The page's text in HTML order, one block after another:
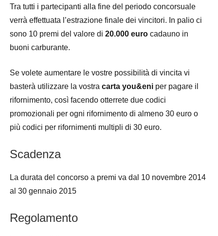
Tra tutti i partecipanti alla fine del periodo concorsuale
verrà effettuata l’estrazione finale dei vincitori. In palio ci
sono 10 premi del valore di 20.000 euro cadauno in
buoni carburante.
Se volete aumentare le vostre possibilità di vincita vi
basterà utilizzare la vostra carta you&eni per pagare il
rifornimento, così facendo otterrete due codici
promozionali per ogni rifornimento di almeno 30 euro o
più codici per rifornimenti multipli di 30 euro.
Scadenza
La durata del concorso a premi va dal 10 novembre 2014
al 30 gennaio 2015
Regolamento